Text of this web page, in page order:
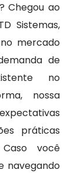
Chegou ao
Sistemas,
mercado
de
no
nossa
práticas
Caso você
navegando